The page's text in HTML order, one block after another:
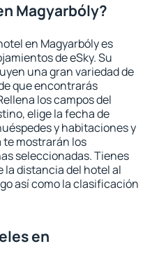
Magyarbóly?
en Magyarbóly es
de eSky. Su
una gran variedad de
que encontrarás
los campos del
elige la fecha de
y habitaciones y
te mostrarán los
seleccionadas. Tienes
la distancia del hotel al
así como la clasificación
en